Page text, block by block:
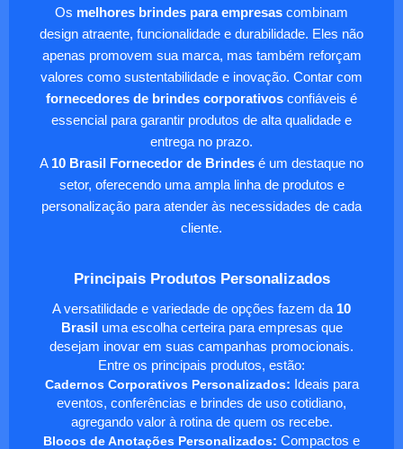
Os melhores brindes para empresas combinam
design atraente, funcionalidade e durabilidade. Eles não
apenas promovem sua marca, mas também reforçam
valores como sustentabilidade e inovação. Contar com
fornecedores de brindes corporativos confiáveis é
essencial para garantir produtos de alta qualidade e
entrega no prazo.
A 10 Brasil Fornecedor de Brindes é um destaque no
setor, oferecendo uma ampla linha de produtos e
personalização para atender às necessidades de cada
cliente.
Principais Produtos Personalizados
A versatilidade e variedade de opções fazem da 10
Brasil uma escolha certeira para empresas que
desejam inovar em suas campanhas promocionais.
Entre os principais produtos, estão:
Cadernos Corporativos Personalizados: Ideais para
eventos, conferências e brindes de uso cotidiano,
agregando valor à rotina de quem os recebe.
Blocos de Anotações Personalizados: Compactos e